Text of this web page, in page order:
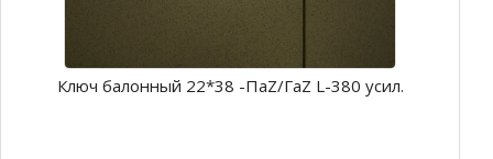
Ключ балонный 22*38 -ПаZ/ГаZ L-380 усил.